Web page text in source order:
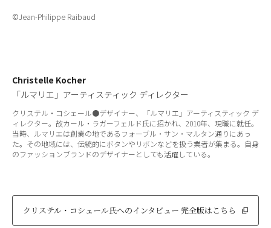
©Jean-Philippe Raibaud
Christelle Kocher
「ルマリエ」アーティスティック ディレクター
クリステル・コシェール●デザイナー、「ルマリエ」アーティスティック デ
ィレクター。故カール・ラガーフェルド氏に招かれ、2010年、現職に就任。
当時、ルマリエは創業の地であるフォーブル・サン・マルタン通りにあっ
た。その地域には、伝統的にボタンやリボンなどを扱う業者が集まる。自身
のファッションブランドのデザイナーとしても活躍している。
クリステル・コシェール氏へのインタビュー 完全版はこちら